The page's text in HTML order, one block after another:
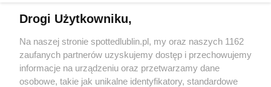
Regulamin
Polityka prywatności
RODO
Warunki korzystania z treści
Drogi Użytkowniku,
Na naszej stronie spottedlublin.pl, my oraz naszych 1162
zaufanych partnerów uzyskujemy dostęp i przechowujemy
informacje na urządzeniu oraz przetwarzamy dane
osobowe, takie jak unikalne identyfikatory, standardowe